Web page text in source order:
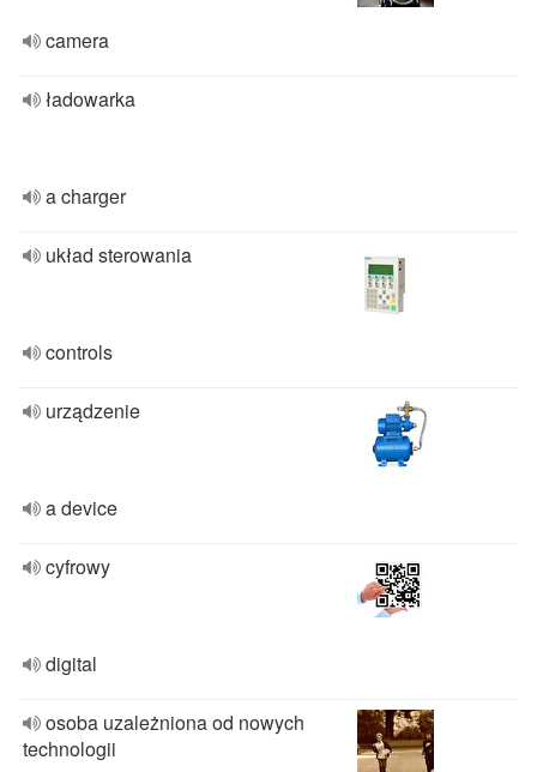
camera
ładowarka
a charger
układ sterowania
controls
urządzenie
a device
cyfrowy
digital
osoba uzależniona od nowych
technologii